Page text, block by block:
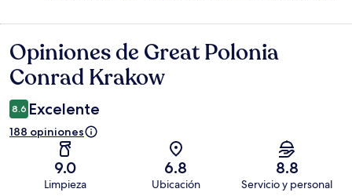
Opiniones
Opiniones de Great Polonia
Conrad Krakow
8.6 Excelente
188 opiniones
9.0
Limpieza
6.8
Ubicación
8.8
Servicio y personal